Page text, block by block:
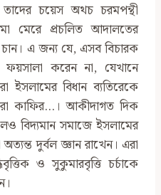
চয়েস অথচ চরমপন্থী
মেরে প্রচলিত আদালতের
এ জন্য যে, এসব বিচারক
করেন না, যেখানে
ইসলামের বিধান ব্যতিরেকে
কাফির…। আকীদাগত দিক
বিদ্যমান সমাজে ইসলামের
অত্যন্ত দুর্বল জ্ঞান রাখেন। এরা
ও সুকুমারবৃত্তি চর্চাকে